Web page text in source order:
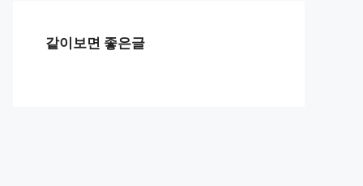
같이보면 좋은글